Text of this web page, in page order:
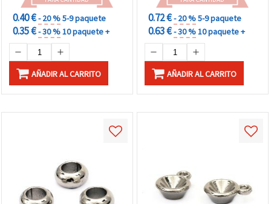
0.40 €- 20 %5-9 paquete
0.35 €- 30 %10 paquete +
AÑADIR AL CARRITO
0.72 €- 20 %5-9 paquete
0.63 €- 30 %10 paquete +
AÑADIR AL CARRITO